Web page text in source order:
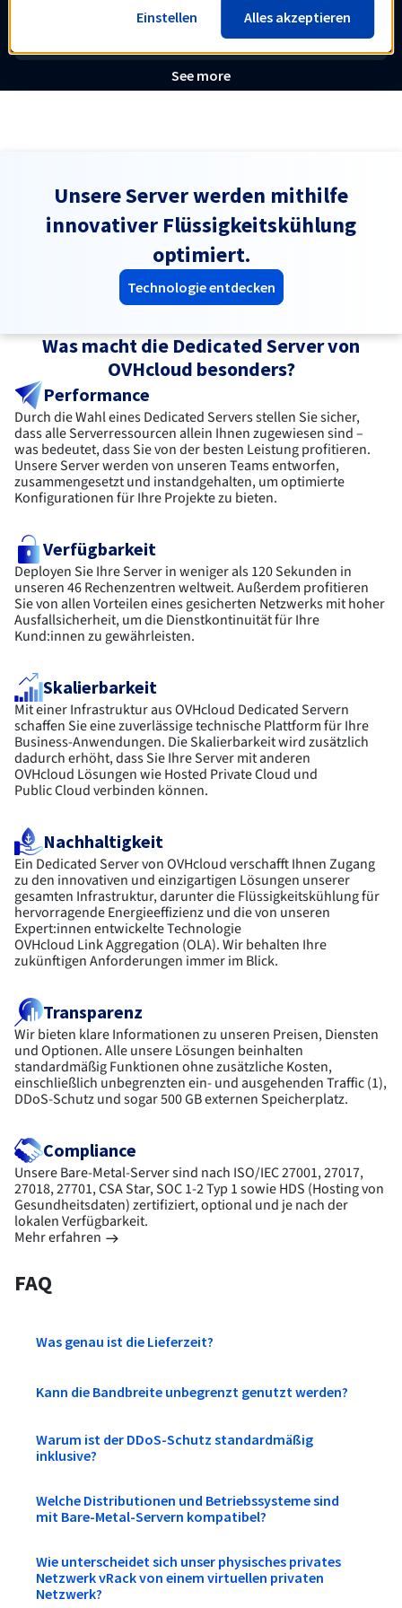
See more
Unsere Server werden mithilfe
innovativer Flüssigkeitskühlung
optimiert.
Technologie entdecken
Was macht die Dedicated Server von
OVHcloud besonders?
Performance
Durch die Wahl eines Dedicated Servers stellen Sie sicher,
dass alle Serverressourcen allein Ihnen zugewiesen sind –
was bedeutet, dass Sie von der besten Leistung profitieren.
Unsere Server werden von unseren Teams entworfen,
zusammengesetzt und instandgehalten, um optimierte
Konfigurationen für Ihre Projekte zu bieten.
Verfügbarkeit
Deployen Sie Ihre Server in weniger als 120 Sekunden in
unseren 46 Rechenzentren weltweit. Außerdem profitieren
Sie von allen Vorteilen eines gesicherten Netzwerks mit hoher
Ausfallsicherheit, um die Dienstkontinuität für Ihre
Kund:innen zu gewährleisten.
Skalierbarkeit
Mit einer Infrastruktur aus OVHcloud Dedicated Servern
schaffen Sie eine zuverlässige technische Plattform für Ihre
Business-Anwendungen. Die Skalierbarkeit wird zusätzlich
dadurch erhöht, dass Sie Ihre Server mit anderen
OVHcloud Lösungen wie Hosted Private Cloud und
Public Cloud verbinden können.
Nachhaltigkeit
Ein Dedicated Server von OVHcloud verschafft Ihnen Zugang
zu den innovativen und einzigartigen Lösungen unserer
gesamten Infrastruktur, darunter die Flüssigkeitskühlung für
hervorragende Energieeffizienz und die von unseren
Expert:innen entwickelte Technologie
OVHcloud Link Aggregation (OLA). Wir behalten Ihre
zukünftigen Anforderungen immer im Blick.
Transparenz
Wir bieten klare Informationen zu unseren Preisen, Diensten
und Optionen. Alle unsere Lösungen beinhalten
standardmäßig Funktionen ohne zusätzliche Kosten,
einschließlich unbegrenzten ein‑ und ausgehenden Traffic (1),
DDoS-Schutz und sogar 500 GB externen Speicherplatz.
Compliance
Unsere Bare-Metal-Server sind nach ISO/IEC 27001, 27017,
27018, 27701, CSA Star, SOC 1-2 Typ 1 sowie HDS (Hosting von
Gesundheitsdaten) zertifiziert, optional und je nach der
lokalen Verfügbarkeit.
Mehr erfahren
FAQ
Was genau ist die Lieferzeit?
Kann die Bandbreite unbegrenzt genutzt werden?
Warum ist der DDoS-Schutz standardmäßig
inklusive?
Welche Distributionen und Betriebssysteme sind
mit Bare-Metal-Servern kompatibel?
Wie unterscheidet sich unser physisches privates
Netzwerk vRack von einem virtuellen privaten
Netzwerk?
Einstellen Alles akzeptieren